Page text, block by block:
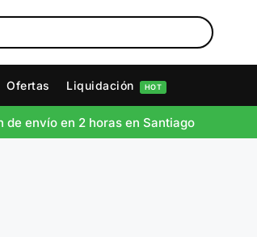
Ofertas Liquidación HOT
de envío en 2 horas en Santiago